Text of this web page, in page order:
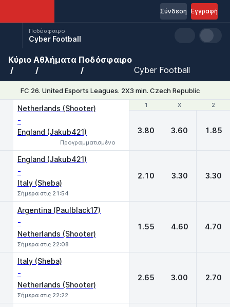
Εγγραφή
Σύνδεση
Ποδόσφαιρο
Cyber Football
Κύριο Αθλήματα Ποδόσφαιρο
Cyber Football
FC 26. United Esports Leagues. 2X3 min. Czech Republic
1 X 2
Netherlands (Shooter)
-
England (Jakub421)
Προγραμματισμένο
1 X 2
3.80 3.60 1.85
England (Jakub421)
-
Italy (Sheba)
Σήμερα στις 21:54
2.10 3.30 3.30
Argentina (Paulblack17)
-
Netherlands (Shooter)
Σήμερα στις 22:08
1.55 4.60 4.70
Italy (Sheba)
-
Netherlands (Shooter)
Σήμερα στις 22:22
2.65 3.00 2.70